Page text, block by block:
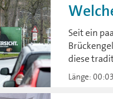
Seit ein
diese
Länge: